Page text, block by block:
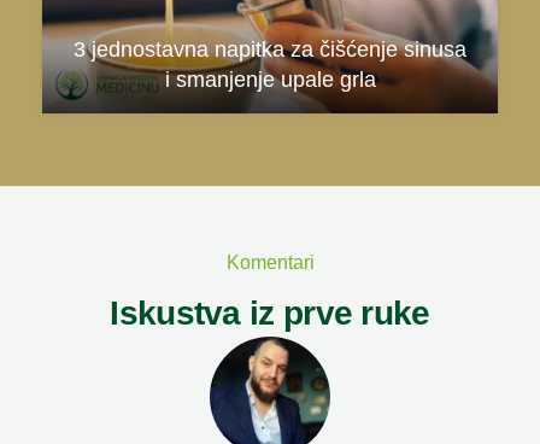
3 jednostavna napitka za čišćenje sinusa
i smanjenje upale grla
Komentari
Iskustva iz prve ruke